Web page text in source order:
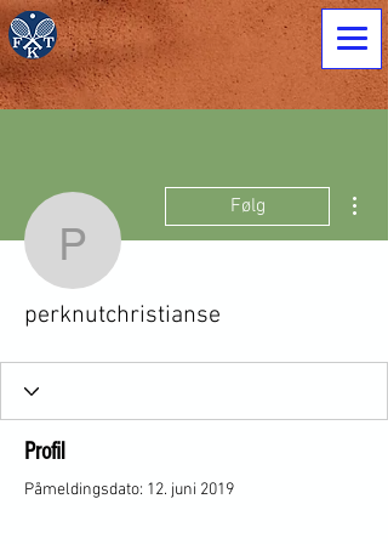
Følg
perknutchristianse
Profil
Påmeldingsdato: 12. juni 2019